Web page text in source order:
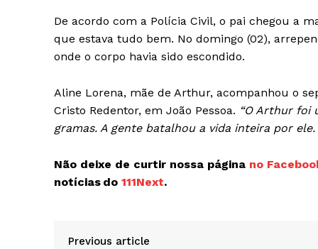
De acordo com a Polícia Civil, o pai chegou a
que estava tudo bem. No domingo (02),
onde o corpo havia sido escondido.
Aline Lorena, mãe de Arthur, acompanhou o
Cristo Redentor, em João Pessoa. “O Arthur foi
gramas. A gente batalhou a vida inteira por
Não deixe de curtir nossa página no
notícias do 111Next.
Previous article